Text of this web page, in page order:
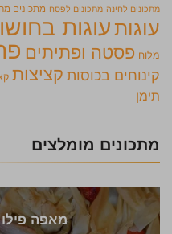
מתכונים לחינה מתכונים לפסח מתכונים
עוגותעוגות
מלוח פסטה ופתיתים
קינוחים בכוסות קציצות
תימן
מתכונים מומלצים
מאפה פילו